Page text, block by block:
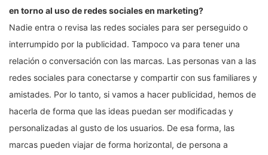
en torno al uso de redes sociales en marketing?
Nadie entra o revisa las redes sociales para ser perseguido o
interrumpido por la publicidad. Tampoco va para tener una
relación o conversación con las marcas. Las personas van a las
redes sociales para conectarse y compartir con sus familiares y
amistades. Por lo tanto, si vamos a hacer publicidad, hemos de
hacerla de forma que las ideas puedan ser modificadas y
personalizadas al gusto de los usuarios. De esa forma, las
marcas pueden viajar de forma horizontal, de persona a